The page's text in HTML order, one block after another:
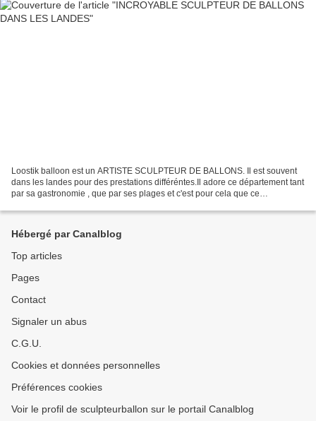
Loostik balloon est un ARTISTE SCULPTEUR DE BALLONS. Il est souvent
dans les landes pour des prestations différéntes.Il adore ce département tant
par sa gastronomie , que par ses plages et c'est pour cela que ce
Hébergé par Canalblog
Top articles
Pages
Contact
Signaler un abus
C.G.U.
Cookies et données personnelles
Préférences cookies
Voir le profil de sculpteurballon sur le portail Canalblog